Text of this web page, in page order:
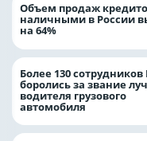
Объем продаж
наличными в России
на 64%
Более 130
боролись за звание
водителя грузового
автомобиля